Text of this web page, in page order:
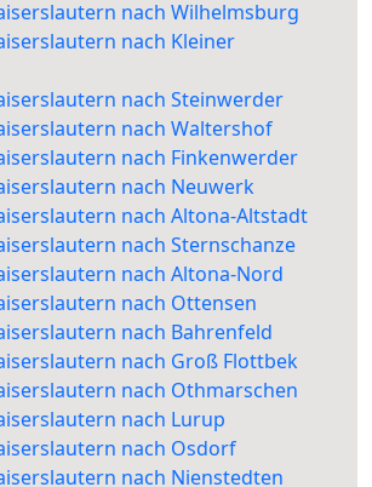
nach Wilhelmsburg
nach Kleiner
nach Steinwerder
nach Waltershof
nach Finkenwerder
nach Neuwerk
nach Altona-Altstadt
nach Sternschanze
nach Altona-Nord
nach Ottensen
nach Bahrenfeld
nach Groß Flottbek
nach Othmarschen
nach Lurup
nach Osdorf
nach Nienstedten